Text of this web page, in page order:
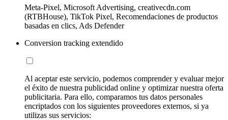
Meta-Pixel, Microsoft Advertising, creativecdn.com
(RTBHouse), TikTok Pixel, Recomendaciones de productos
basadas en clics, Ads Defender
Conversion tracking extendido
Al aceptar este servicio, podemos comprender y evaluar mejor
el éxito de nuestra publicidad online y optimizar nuestra oferta
publicitaria. Para ello, comparamos tus datos personales
encriptados con los siguientes proveedores externos, si ya
utilizas sus servicios: